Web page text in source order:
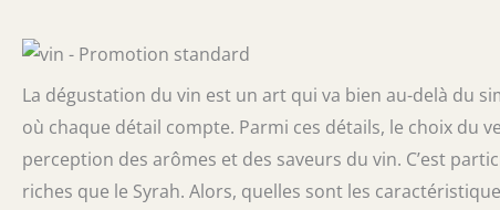
La dégustation du vin est un art qui va bien au-delà du
où chaque détail compte. Parmi ces détails, le choix du
perception des arômes et des saveurs du vin. C’est
riches que le Syrah. Alors, quelles sont les